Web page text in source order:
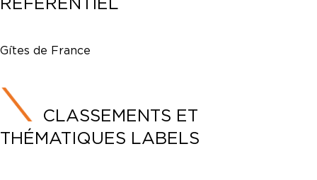
Gîtes de France
CLASSEMENTS ET
THÉMATIQUES LABELS